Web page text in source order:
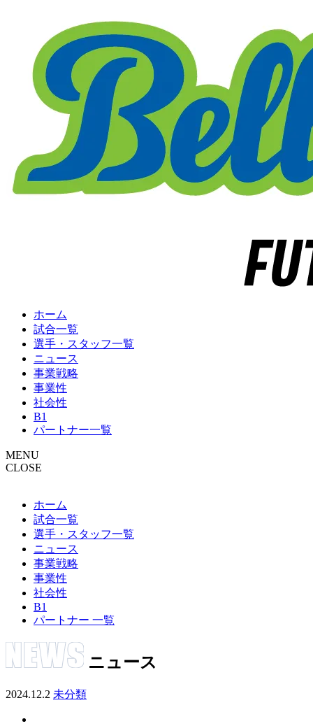
ホーム
試合一覧
選手・スタッフ一覧
ニュース
事業戦略
事業性
社会性
B1
パートナー一覧
MENU
CLOSE
ホーム
試合一覧
選手・スタッフ一覧
ニュース
事業戦略
事業性
社会性
B1
パートナー 一覧
ニュース
2024.12.2 未分類